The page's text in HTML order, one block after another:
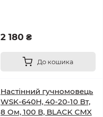
2 180 ₴
До кошика
Настінний гучномовець
WSK-640H, 40-20-10 Вт,
8 Ом, 100 В, BLACK CMX